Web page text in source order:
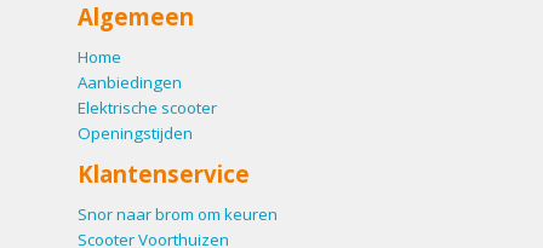
Algemeen
Home
Aanbiedingen
Elektrische scooter
Openingstijden
Klantenservice
Snor naar brom om keuren
Scooter Voorthuizen